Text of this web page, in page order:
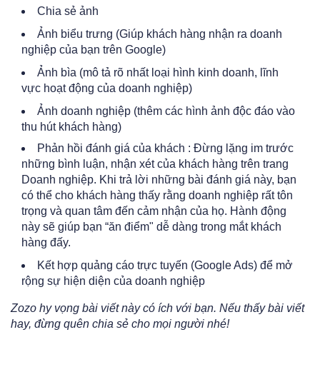
Chia sẻ ảnh
Ảnh biểu trưng (Giúp khách hàng nhận ra doanh
nghiệp của bạn trên Google)
Ảnh bìa (mô tả rõ nhất loại hình kinh doanh, lĩnh
vực hoạt động của doanh nghiệp)
Ảnh doanh nghiệp (thêm các hình ảnh độc đáo vào
thu hút khách hàng)
Phản hồi đánh giá của khách : Đừng lặng im trước
những bình luận, nhận xét của khách hàng trên trang
Doanh nghiệp. Khi trả lời những bài đánh giá này, bạn
có thể cho khách hàng thấy rằng doanh nghiệp rất tôn
trọng và quan tâm đến cảm nhận của họ. Hành động
này sẽ giúp bạn “ăn điểm" dễ dàng trong mắt khách
hàng đấy.
Kết hợp quảng cáo trực tuyến (Google Ads) để mở
rộng sự hiện diện của doanh nghiệp
Zozo hy vọng bài viết này có ích với bạn. Nếu thấy bài viết
hay, đừng quên chia sẻ cho mọi người nhé!